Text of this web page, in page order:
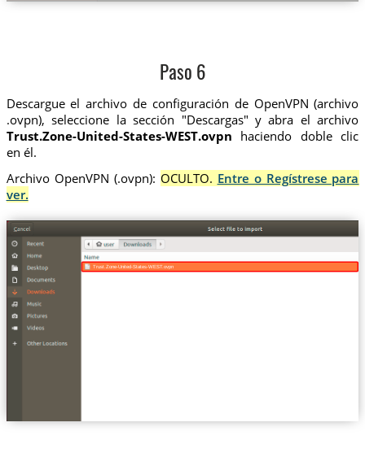
Paso 6
Descargue el archivo de configuración de OpenVPN (archivo
.ovpn), seleccione la sección "Descargas" y abra el archivo
Trust.Zone-United-States-WEST.ovpn haciendo doble clic
en él.
Archivo OpenVPN (.ovpn): OCULTO. Entre o Regístrese para
ver.
Trust.Zone-United-States-WEST.ovpn